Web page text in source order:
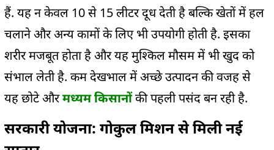
हैं. यह न केवल 10 से 15 लीटर दूध देती है बल्कि खेतों में हल
चलाने और अन्य कामों के लिए भी उपयोगी होती है. इसका
शरीर मजबूत होता है और यह मुश्किल मौसम में भी खुद को
संभाल लेती है. कम देखभाल में अच्छे उत्पादन की वजह से
यह छोटे औरमध्यम किसानोंकी पहली पसंद बन रही है.
सरकारी योजना: गोकुल मिशन से मिली नई